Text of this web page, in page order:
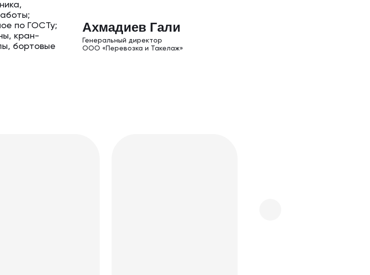
по ГОСТу;
кран-
бортовые
Ахм адиев Гали
Генеральный дирек тор
ООО «Перевозка и Такелаж»